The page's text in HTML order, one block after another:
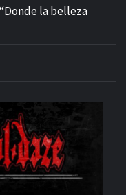
la belleza